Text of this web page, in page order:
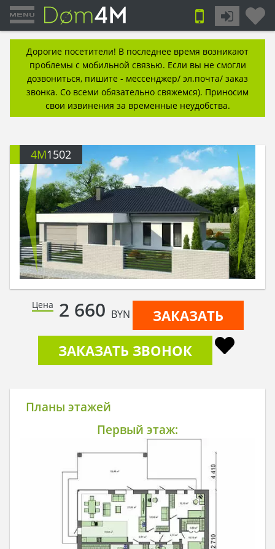
Дорогие посетители! В последнее время возникают
проблемы с мобильной связью. Если вы не смогли
дозвониться, пишите - мессенджер/ эл.почта/ заказ
звонка. Со всеми обязательно свяжемся). Приносим
свои извинения за временные неудобства.
4M1502
Цена 2 660 BYN
ЗАКАЗАТЬ
ЗАКАЗАТЬ ЗВОНОК
Планы этажей
Первый этаж: